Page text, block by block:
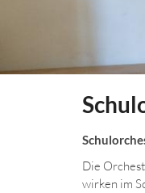
Die
wirken im